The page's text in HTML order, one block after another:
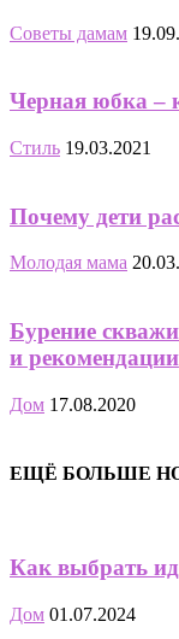
Советы дамам
Черная юбка –
Стиль 19.03.2021
Почему дети
Молодая мама
Бурение
и рекомендации
Дом 17.08.2020
ЕЩЁ БОЛЬШЕ
Как выбрать
Дом 01.07.2024